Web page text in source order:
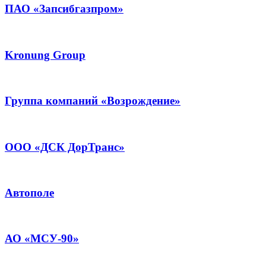
ПАО «Запсибгазпром»
Kronung Group
Группа компаний «Возрождение»
ООО «ДСК ДорТранс»
Автополе
АО «МСУ-90»